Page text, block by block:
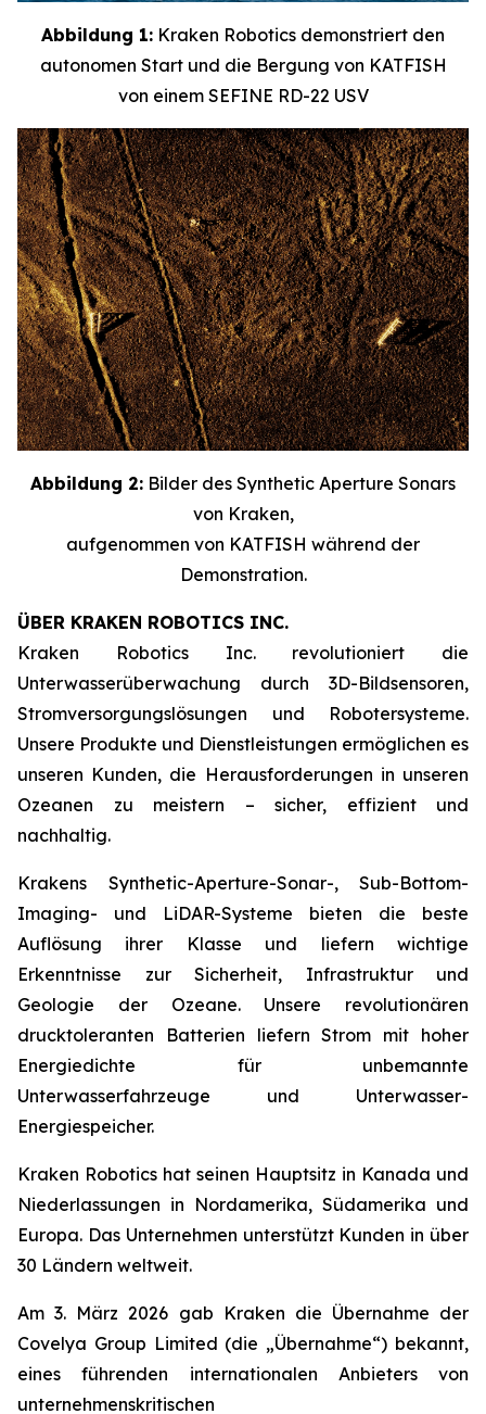
Abbildung 1: Kraken Robotics demonstriert den
autonomen Start und die Bergung von KATFISH
von einem SEFINE RD-22 USV
Abbildung 2: Bilder des Synthetic Aperture Sonars
von Kraken,
aufgenommen von KATFISH während der
Demonstration.
ÜBER KRAKEN ROBOTICS INC.
Kraken Robotics Inc. revolutioniert die
Unterwasserüberwachung durch 3D-Bildsensoren,
Stromversorgungslösungen und Robotersysteme.
Unsere Produkte und Dienstleistungen ermöglichen es
unseren Kunden, die Herausforderungen in unseren
Ozeanen zu meistern – sicher, effizient und
nachhaltig.
Krakens Synthetic-Aperture-Sonar-, Sub-Bottom-
Imaging- und LiDAR-Systeme bieten die beste
Auflösung ihrer Klasse und liefern wichtige
Erkenntnisse zur Sicherheit, Infrastruktur und
Geologie der Ozeane. Unsere revolutionären
drucktoleranten Batterien liefern Strom mit hoher
Energiedichte für unbemannte
Unterwasserfahrzeuge und Unterwasser-
Energiespeicher.
Kraken Robotics hat seinen Hauptsitz in Kanada und
Niederlassungen in Nordamerika, Südamerika und
Europa. Das Unternehmen unterstützt Kunden in über
30 Ländern weltweit.
Am 3. März 2026 gab Kraken die Übernahme der
Covelya Group Limited (die „Übernahme“) bekannt,
eines führenden internationalen Anbieters von
unternehmenskritischen